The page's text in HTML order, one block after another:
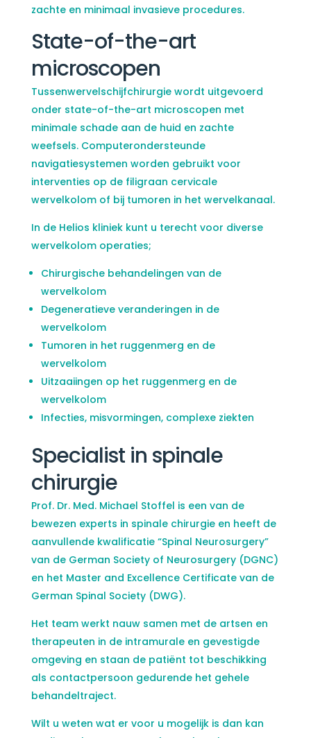
zachte en minimaal invasieve procedures.
State-of-the-art
microscopen
Tussenwervelschijfchirurgie wordt uitgevoerd
onder state-of-the-art microscopen met
minimale schade aan de huid en zachte
weefsels. Computerondersteunde
navigatiesystemen worden gebruikt voor
interventies op de filigraan cervicale
wervelkolom of bij tumoren in het wervelkanaal.
In de Helios kliniek kunt u terecht voor diverse
wervelkolom operaties;
Chirurgische behandelingen van de
wervelkolom
Degeneratieve veranderingen in de
wervelkolom
Tumoren in het ruggenmerg en de
wervelkolom
Uitzaaiingen op het ruggenmerg en de
wervelkolom
Infecties, misvormingen, complexe ziekten
Specialist in spinale
chirurgie
Prof. Dr. Med. Michael Stoffel is een van de
bewezen experts in spinale chirurgie en heeft de
aanvullende kwalificatie “Spinal Neurosurgery”
van de German Society of Neurosurgery (DGNC)
en het Master and Excellence Certificate van de
German Spinal Society (DWG).
Het team werkt nauw samen met de artsen en
therapeuten in de intramurale en gevestigde
omgeving en staan de patiënt tot beschikking
als contactpersoon gedurende het gehele
behandeltraject.
Wilt u weten wat er voor u mogelijk is dan kan